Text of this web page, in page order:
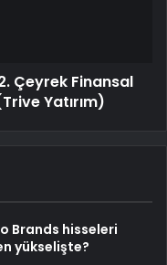
Çeyrek Finansal
Yatırım)
Brands hisseleri
yükselişte?